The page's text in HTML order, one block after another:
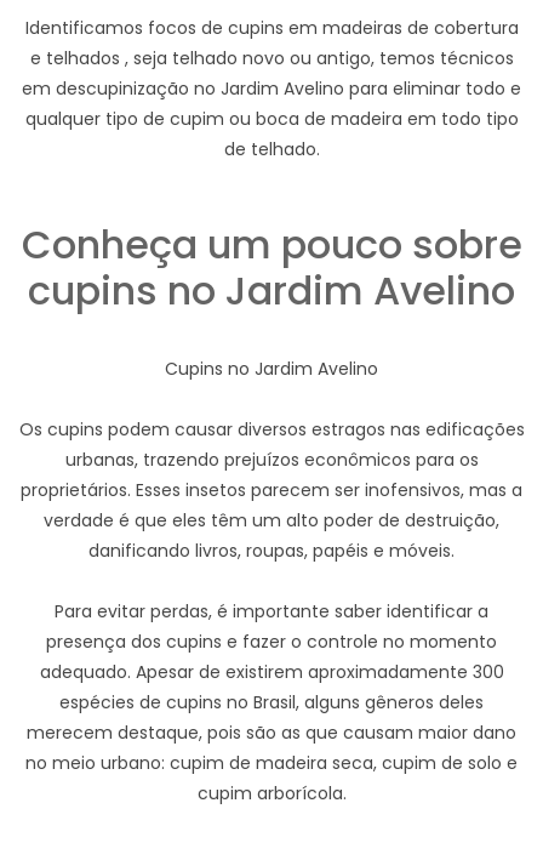
Identificamos focos de cupins em madeiras de cobertura
e telhados , seja telhado novo ou antigo, temos técnicos
em descupinização no Jardim Avelino para eliminar todo e
qualquer tipo de cupim ou boca de madeira em todo tipo
de telhado.
Conheça um pouco sobre
cupins no Jardim Avelino
Cupins no Jardim Avelino
Os cupins podem causar diversos estragos nas edificações
urbanas, trazendo prejuízos econômicos para os
proprietários. Esses insetos parecem ser inofensivos, mas a
verdade é que eles têm um alto poder de destruição,
danificando livros, roupas, papéis e móveis.
Para evitar perdas, é importante saber identificar a
presença dos cupins e fazer o controle no momento
adequado. Apesar de existirem aproximadamente 300
espécies de cupins no Brasil, alguns gêneros deles
merecem destaque, pois são as que causam maior dano
no meio urbano: cupim de madeira seca, cupim de solo e
cupim arborícola.